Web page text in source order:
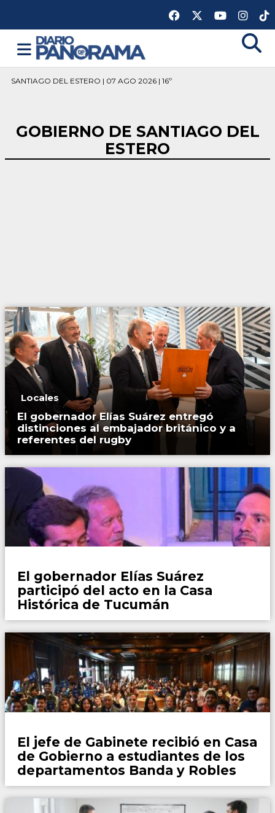
SANTIAGO DEL ESTERO | 07 AGO 2026 | 16º
GOBIERNO DE SANTIAGO DEL
ESTERO
Locales
El gobernador Elías Suárez entregó
distinciones al embajador británico y a
referentes del rugby
El gobernador Elías Suárez
participó del acto en la Casa
Histórica de Tucumán
El jefe de Gabinete recibió en Casa
de Gobierno a estudiantes de los
departamentos Banda y Robles